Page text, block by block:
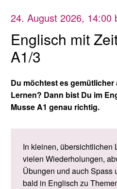
Englisch mit
A1/3
24. August 2026, 14:00
Du möchtest es
Lernen? Dann bist Du im
Musse A1 genau richtig.
In kleinen, übersichtlichen
vielen Wiederholungen,
Übungen und auch Spass
bald in Englisch zu